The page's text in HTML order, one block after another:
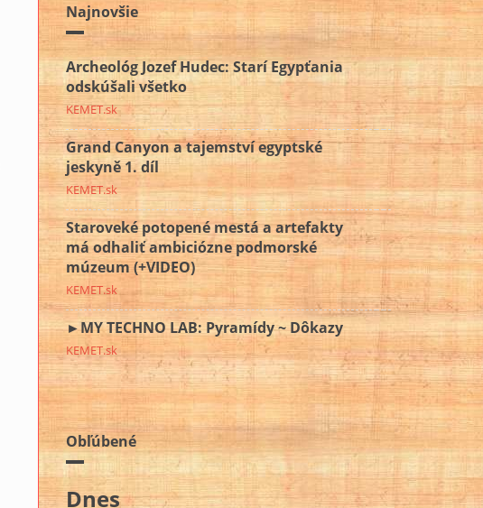
Najnovšie
Archeológ Jozef Hudec: Starí Egypťania
odskúšali všetko
KEMET.sk
Grand Canyon a tajemství egyptské
jeskyně 1. díl
KEMET.sk
Staroveké potopené mestá a artefakty
má odhaliť ambiciózne podmorské
múzeum (+VIDEO)
KEMET.sk
►MY TECHNO LAB: Pyramídy ~ Dôkazy
KEMET.sk
Obľúbené
Dnes